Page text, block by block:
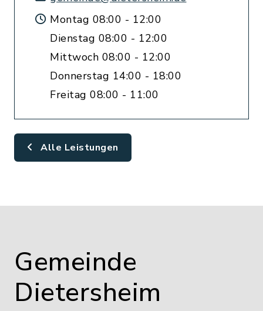
Montag 08:00 - 12:00
Dienstag 08:00 - 12:00
Mittwoch 08:00 - 12:00
Donnerstag 14:00 - 18:00
Freitag 08:00 - 11:00
Alle Leistungen
Gemeinde
Dietersheim